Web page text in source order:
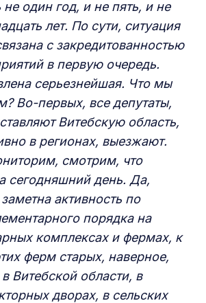
не один год, и не пять, и не
лет. По сути, ситуация
с закредитованностью
в первую очередь.
серьезнейшая. Что мы
Во-первых, все депутаты,
Витебскую область,
в регионах, выезжают.
смотрим, что
сегодняшний день. Да,
активность по
порядка на
комплексах и фермах, к
ферм старых, наверное,
Витебской области, в
дворах, в сельских